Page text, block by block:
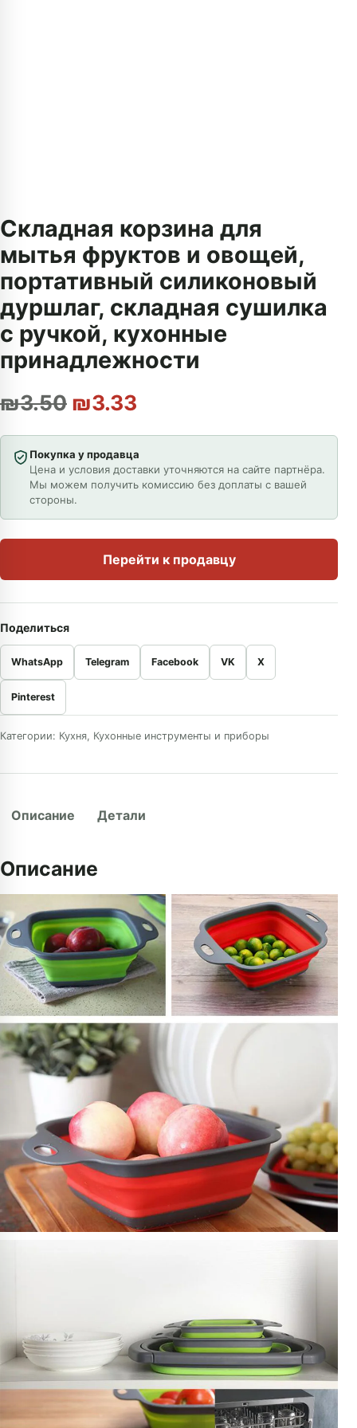
Складная корзина для
мытья фруктов и овощей,
портативный силиконовый
дуршлаг, складная сушилка
с ручкой, кухонные
принадлежности
₪3.50 Первоначальная цена
₪3.33
Покупка у продавца
Цена и условия доставки уточняются на сайте партнёра.
Мы можем получить комиссию без доплаты с вашей
стороны.
Перейти к продавцу
Поделиться
WhatsApp Telegram Facebook VK X
Pinterest
Категории: Кухня, Кухонные инструменты и приборы
Описание Детали
Описание